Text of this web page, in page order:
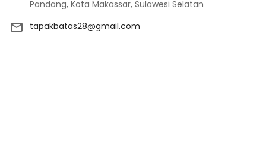
Pandang, Kota Makassar, Sulawesi Selatan
tapakbatas28@gmail.com